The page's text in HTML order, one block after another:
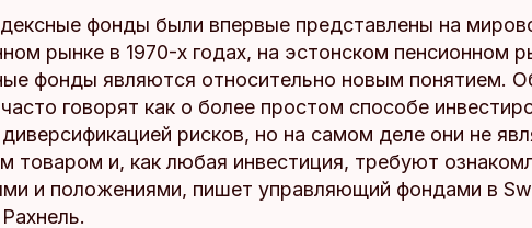
фонды были впервые представлены на
рынке в 1970-х годах, на эстонском пенсионном
фонды являются относительно новым понятием.
говорят как о более простом способе
диверсификацией рисков, но на самом деле они не
товаром и, как любая инвестиция, требуют
и положениями, пишет управляющий фондами в